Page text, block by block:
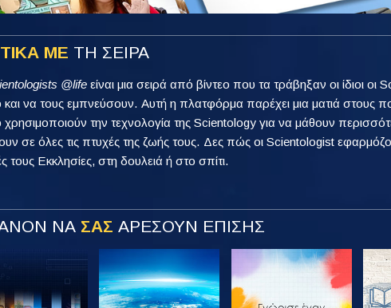
ΜΕ ΤΗ ΣΕΙΡΑ
@life είναι μια σειρά από βίντεο που τα τράβηξαν οι
και να τους εμπνεύσουν. Αυτή η πλατφόρμα παρέχει μια ματιά
την τεχνολογία της Scientology για να μάθουν
σε όλες τις πτυχές της ζωής τους. Δες πώς οι Scientologist
τους Εκκλησίες, στη δουλειά ή στο σπίτι.
ΝΑ ΣΑΣ ΑΡΕΣΟΥΝ ΕΠΙΣΗΣ